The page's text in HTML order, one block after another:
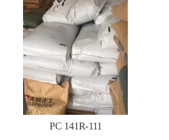
PC 141R-111